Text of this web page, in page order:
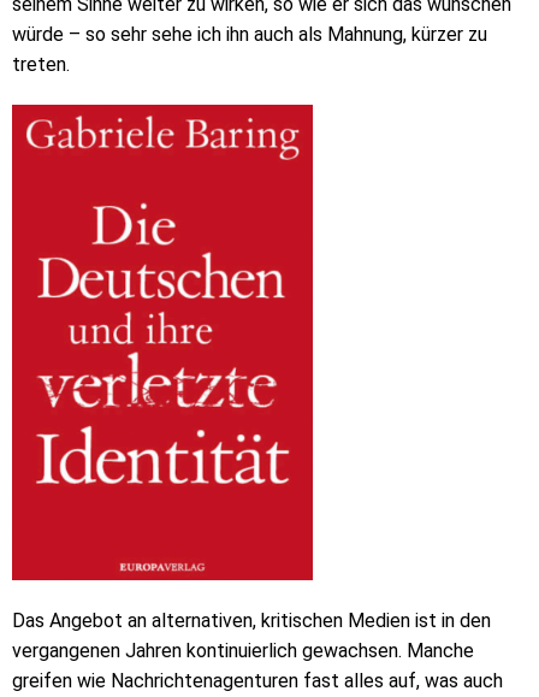
würde – so sehr sehe ich ihn auch als Mahnung, kürzer zu
treten.
Das Angebot an alternativen, kritischen Medien ist in den
vergangenen Jahren kontinuierlich gewachsen. Manche
greifen wie Nachrichtenagenturen fast alles auf, was auch